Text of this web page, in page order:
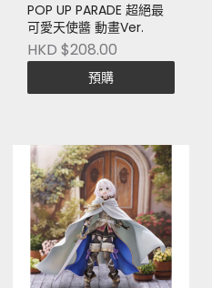
POP UP PARADE 超絕最
可愛天使醬 動畫Ver.
HKD $208.00
預購